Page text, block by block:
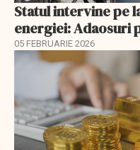
Statul intervine pe
energiei: Adaosuri
05 FEBRUARIE 2026